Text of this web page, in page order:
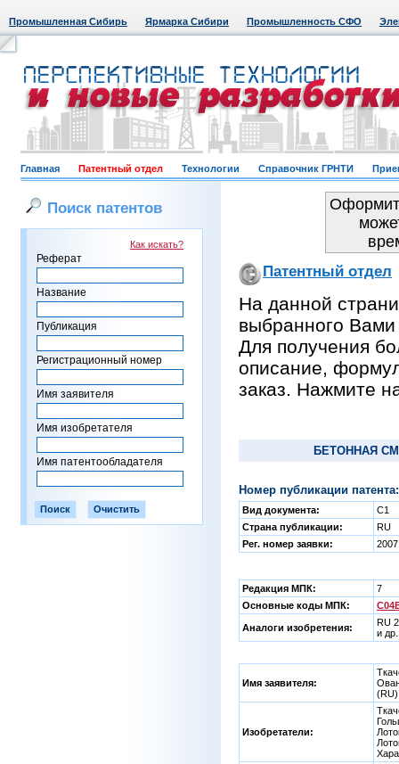
Промышленная Сибирь Ярмарка Сибири Промышленность СФО
Главная Патентный отдел Технологии Справочник ГРНТИ
Поиск патентов
Как искать?
Реферат
Название
Публикация
Регистрационный номер
Имя заявителя
Имя изобретателя
Имя патентообладателя
Патентный отдел
На данной
выбранного Вами
Для получения
описание,
заказ. Нажмите
БЕТОННАЯ
Номер публикации
Вид документа:
C1
Страна публикации:
RU
Рег. номер заявки:
Редакция МПК:
7
Основные коды МПК:
Аналоги изобретения:
RU
и
Имя заявителя:
Изобретатели: